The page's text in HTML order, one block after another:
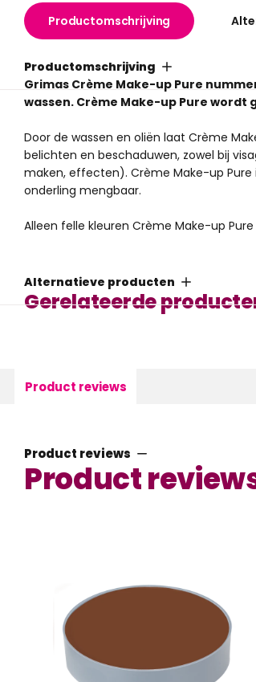
Productomschrijving
Productomschrijving
Grimas Crème Make-up Pure
wassen. Crème Make-up Pure
Door de wassen en oliën laat Crème
belichten en beschaduwen, zowel bij
maken, effecten). Crème Make-up
onderling mengbaar.
Alleen felle kleuren Crème Make-up
Pure betekent dat het betreffende
halogeen organische verbindingen bevat.
ongeparfumeerd.
Alternatieve producten
Gerelateerde
Product reviews
Product reviews
Product